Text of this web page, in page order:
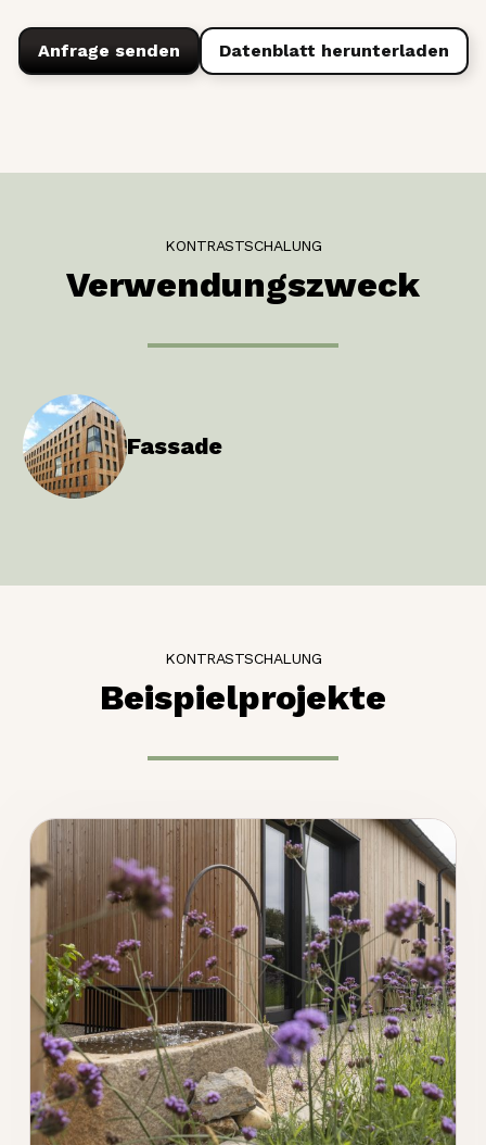
Anfrage senden Datenblatt herunterladen
KONTRASTSCHALUNG
Verwendungszweck
Fassade
KONTRASTSCHALUNG
Beispielprojekte